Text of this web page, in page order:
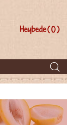
0
Heybede